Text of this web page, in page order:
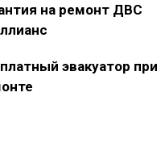
на ремонт ДВС
эвакуатор при